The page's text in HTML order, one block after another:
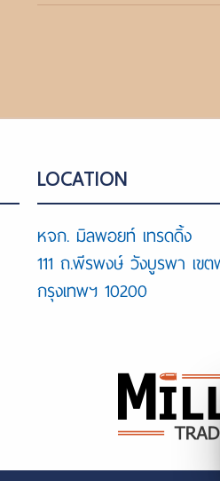
LOCATION
หจก. มิลพอยท์ เทรดดิ้ง
111 ถ.พีรพงษ์ วังบูรพา เข
กรุงเทพฯ 10200